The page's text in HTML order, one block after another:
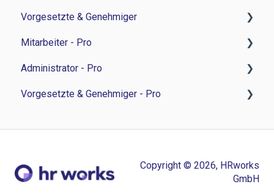
Vorgesetzte & Genehmiger
Zeitwirtschaft
Personalverwaltung
Bewerbermanagament
Mitarbeiter - Pro
Feedback-Sessions - Personalentwicklung
Ziele - Personalentwicklung
Umfragen - Personalentwicklung
Administrator - Pro
Feedback-Session - Personalentwicklung
Aufgaben - Personalentwicklung
Vorgesetzte & Genehmiger - Pro
Besprechungsnotizen - Personalentwicklung
Copyright © 2026, HRworks
GmbH